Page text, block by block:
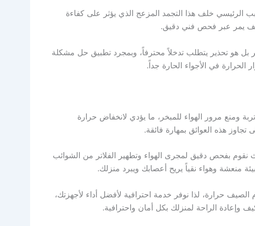
الرئيسي خلف هذا التجمد المزعج الذي يؤثر على كفاءة
يمر عبر فحص فني دقيق.
بل هو تحذير يتطلب تدخلاً محترفاً، وبمجرد تطبيق حل مشكلة
الحرارة في الأجواء الحارة جداً.
ومنع مرور الهواء للمبخر، ما يؤدي لانخفاض حرارة
تجاوز هذه العوائق بمهارة فائقة.
نقوم بفحص دقيق لمجرى الهواء وتطهير الفلاتر من الشوائب
منعشة وهواء نقياً يريح أعصابك ويبرد منزلك.
حرارة، لذا نوفر خدمة احترافية لأفضل أداء لأجهزتك،
وإعادة الراحة لمنزلك بكل أمان واحترافية.